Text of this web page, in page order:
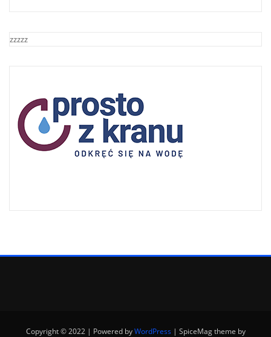
zzzzz
Copyright © 2022 | Powered byWordPress | SpiceMag theme by